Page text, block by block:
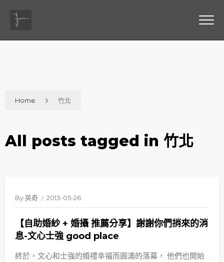
Home 竹北
All posts tagged in 竹北
By英奇 2013-05-26
【自助婚紗 + 婚攝 推薦分享】謝謝你們捎來的消
息-文心士強 good place
終於，文心和士強的婚禮幸福而圓滿的落幕， 他們也開始